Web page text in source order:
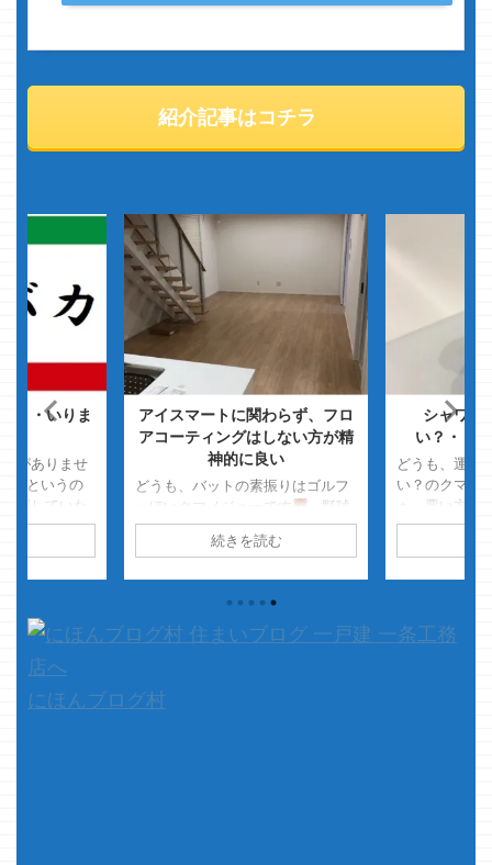
紹介記事はコチラ
・・いりま
がありませ
というの
認していた
ってたなコ
いい記事
て下さいǶ
アイスマートに関わらず、フロ
アコーティングはしない方が精
神的に良い
どうも、バットの素振りはゴルフ
っぽいクマノジョーです
野球
をちゃんとやってる人から見ると
クマノジョーがどんなに野球っ
さて、本題です
フロアコーティング・・・・ 正
のしずくさんもエコプロコ ...
続きを読む
シャワー
い？・・
どうも、運動
い？のクマノ
ぁ、悪い方
記憶だけが残
にほんブログ村